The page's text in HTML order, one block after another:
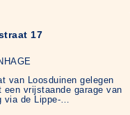
17
van Loosduinen gelegen
vrijstaande garage van
via de Lippe-…